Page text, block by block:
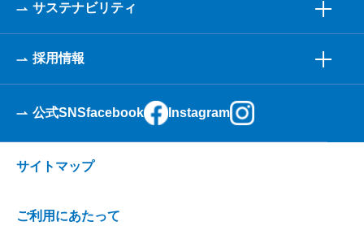
サステナビリティ
採用情報
公式SNSfacebook Instagram
サイトマップ
ご利用にあたって